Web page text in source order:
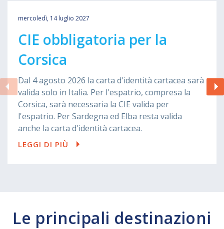
mercoledì, 14 luglio 2027
CIE obbligatoria per la
Corsica
Dal 4 agosto 2026 la carta d'identità cartacea sarà
valida solo in Italia. Per l'espatrio, compresa la
Corsica, sarà necessaria la CIE valida per
l'espatrio. Per Sardegna ed Elba resta valida
anche la carta d'identità cartacea.
LEGGI DI PIÙ
Le principali destinazioni